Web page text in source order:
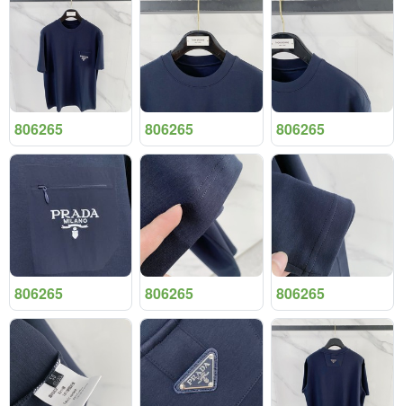
806265 806265 806265
806265 806265 806265